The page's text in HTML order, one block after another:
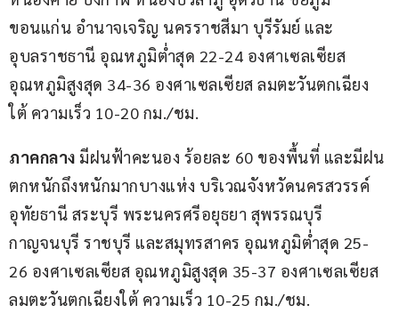
ขอนแก่น อำนาจเจริญ นครราชสีมา บุรีรัมย์ และ
อุบลราชธานี อุณหภูมิต่ำสุด 22-24 องศาเซลเซียส
อุณหภูมิสูงสุด 34-36 องศาเซลเซียส ลมตะวันตกเฉียง
ใต้ ความเร็ว 10-20 กม./ชม.
ภาคกลาง มีฝนฟ้าคะนอง ร้อยละ 60 ของพื้นที่ และมีฝน
ตกหนักถึงหนักมากบางแห่ง บริเวณจังหวัดนครสวรรค์
อุทัยธานี สระบุรี พระนครศรีอยุธยา สุพรรณบุรี
กาญจนบุรี ราชบุรี และสมุทรสาคร อุณหภูมิต่ำสุด 25-
26 องศาเซลเซียส อุณหภูมิสูงสุด 35-37 องศาเซลเซียส
ลมตะวันตกเฉียงใต้ ความเร็ว 10-25 กม./ชม.